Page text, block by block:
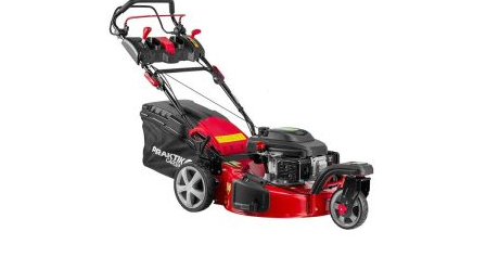
DODAJ U KOŠARICU